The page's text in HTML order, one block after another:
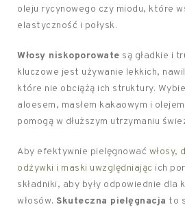
oleju rycynowego czy miodu, które
elastyczność i połysk.
Włosy niskoporowate są gładkie i
kluczowe jest używanie lekkich,
które nie obciążą ich struktury.
aloesem, masłem kakaowym i
pomogą w dłuższym utrzymaniu
Aby efektywnie pielęgnować włosy,
odżywki i maski uwzględniając ich
składniki, aby były odpowiednie dla
włosów. Skuteczna pielęgnacja to